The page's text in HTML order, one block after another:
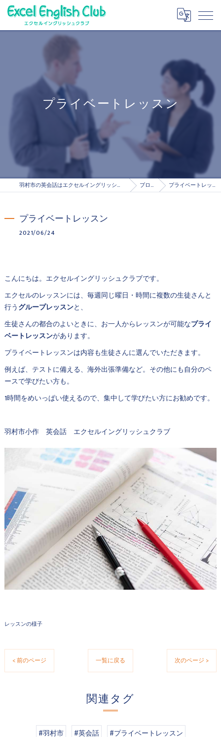
プライベートレッスン
羽村市の英会話はエクセルイングリッシュクラブ ブログ プライベートレッスン
プライベートレッスン
2021/06/24
こんにちは。エクセルイングリッシュクラブです。
エクセルのレッスンには、毎週同じ曜日・時間に複数の生徒さんと
行うグループレッスンと、
生徒さんの都合のよいときに、お一人からレッスンが可能なプライ
ベートレッスンがあります。
プライベートレッスンは内容も生徒さんに選んでいただきます。
例えば、テストに備える、海外出張準備など。その他にも自分のペ
ースで学びたい方も。
1時間をめいっぱい使えるので、集中して学びたい方にお勧めです。
羽村市小作 英会話 エクセルイングリッシュクラブ
レッスンの様子
< 前のページ 一覧に戻る 次のページ >
関連タグ
#羽村市 #英会話 #プライベートレッスン